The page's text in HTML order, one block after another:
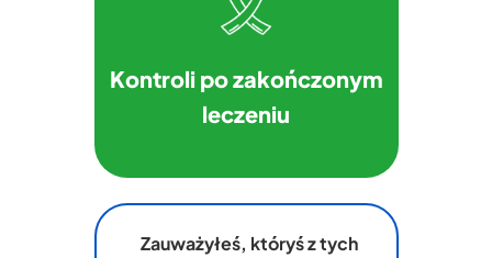
Kontroli po zakończonym
leczeniu
Zauważyłeś, któryś z tych